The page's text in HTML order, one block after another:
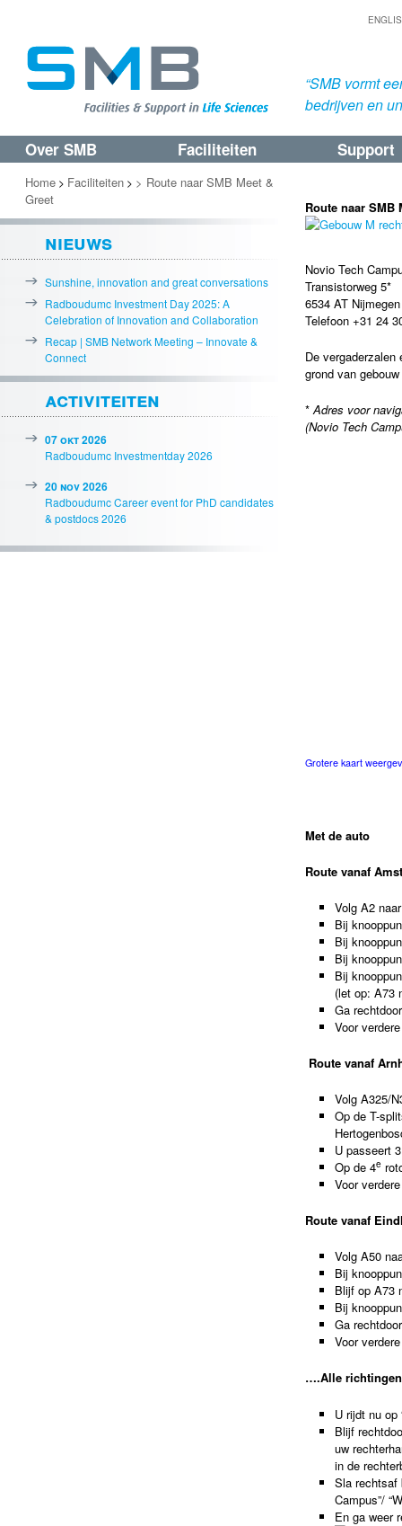
“SMB vormt
bedrijven en
Spring
naar
de
primaire
inhoud
Spring
naar
de
secundaire
inhoud
Over SMB Faciliteiten Support
Route naar SMB
Novio Tech
Transistorweg 5*
6534 AT Nijmegen
Telefoon +31 24
De
grond van
*Adres voor
(Novio Tech
Grotere kaart
Met de auto
Route vanaf
Volg A2
Bij
Bij
Bij
Bij
(let op: A73
Ga
Voor
Route vanaf
Volg A325/
Op de T-
U passeert
Op de 4e
Voor
Route vanaf
Volg A50
Bij
Blijf op A73
Bij
Ga
Voor
….Alle richtingen
U rijdt nu op
Blijf
uw
in de
Sla rechtsaf
Campus”/
En ga weer
Home > Faciliteiten > > Route naar SMB Meet &
Greet
nieuws
Sunshine, innovation and great conversations
Radboudumc Investment Day 2025: A
Celebration of Innovation and Collaboration
Recap | SMB Network Meeting – Innovate &
Connect
activiteiten
07 okt 2026
Radboudumc Investmentday 2026
20 nov 2026
Radboudumc Career event for PhD candidates
& postdocs 2026